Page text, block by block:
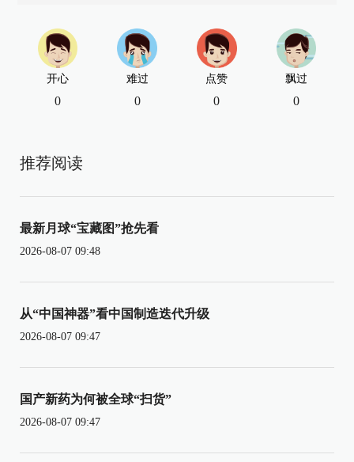
开心
0
难过
0
点赞
0
飘过
0
推荐阅读
最新月球“宝藏图”抢先看
2026-08-07 09:48
从“中国神器”看中国制造迭代升级
2026-08-07 09:47
国产新药为何被全球“扫货”
2026-08-07 09:47